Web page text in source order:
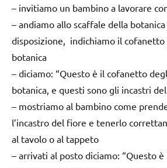
– invitiamo un bambino a lavorare
– andiamo allo scaffale della
disposizione, indichiamo il
botanica
– diciamo: “Questo è il cofanetto
botanica, e questi sono gli incastri
– mostriamo al bambino come
l’incastro del fiore e tenerlo
al tavolo o al tappeto
– arrivati al posto diciamo: “Questo